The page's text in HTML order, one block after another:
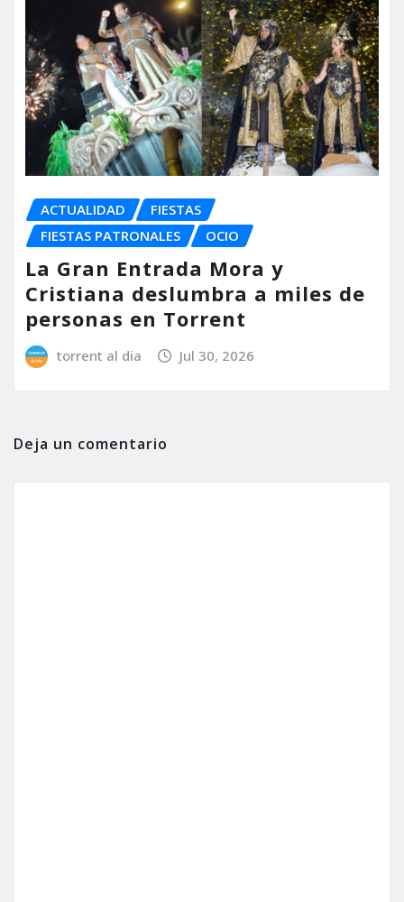
ACTUALIDAD
FIESTAS
FIESTAS PATRONALES
OCIO
La Gran Entrada Mora y
Cristiana deslumbra a miles de
personas en Torrent
torrent al dia Jul 30, 2026
Deja un comentario